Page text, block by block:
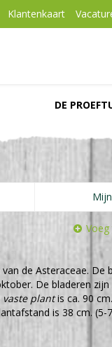
Klantenkaart
DE
de Asteraceae. De
De bladeren
vaste plantis ca. 90
is 38 cm. (5-